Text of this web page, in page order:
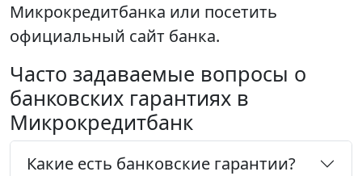
Микрокредитбанка или посетить
официальный сайт банка.
Часто задаваемые вопросы о
банковских гарантиях в
Микрокредитбанк
Какие есть банковские гарантии?